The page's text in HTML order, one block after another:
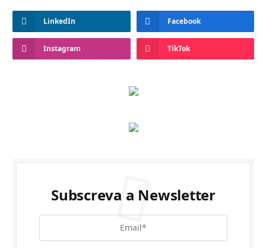
LinkedIn Facebook
Instagram TikTok
Subscreva a Newsletter